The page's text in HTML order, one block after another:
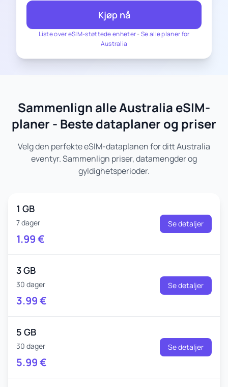
Liste over eSIM-støttede enheter-Se alle planer for
Australia
Kjøp nå
Sammenlign alle Australia eSIM-
planer - Beste dataplaner og priser
Velg den perfekte eSIM-dataplanen for ditt Australia
eventyr. Sammenlign priser, datamengder og
gyldighetsperioder.
1 GB
7 dager
1.99€
Se detaljer
3 GB
30 dager
3.99€
Se detaljer
5 GB
30 dager
5.99€
Se detaljer